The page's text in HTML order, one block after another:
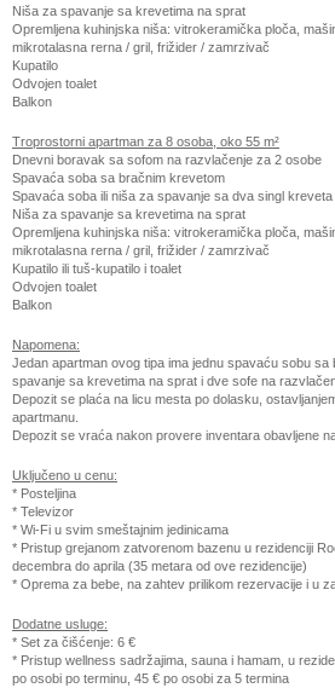
Niša za spavanje sa krevetima na sprat
Opremljena kuhinjska niša: vitrokeramička ploča,
mikrotalasna rerna / gril, frižider / zamrzivač
Kupatilo
Odvojen toalet
Balkon
Troprostorni apartman za 8 osoba, oko 55 m²
Dnevni boravak sa sofom na razvlačenje za 2 osobe
Spavaća soba sa bračnim krevetom
Spavaća soba ili niša za spavanje sa dva singl kreveta
Niša za spavanje sa krevetima na sprat
Opremljena kuhinjska niša: vitrokeramička ploča,
mikrotalasna rerna / gril, frižider / zamrzivač
Kupatilo ili tuš-kupatilo i toalet
Odvojen toalet
Balkon
Napomena:
Jedan apartman ovog tipa ima jednu spavaću sobu
spavanje sa krevetima na sprat i dve sofe na
Depozit se plaća na licu mesta po dolasku,
apartmanu.
Depozit se vraća nakon provere inventara obavljene
Uključeno u cenu:
* Posteljina
* Televizor
* Wi-Fi u svim smeštajnim jedinicama
* Pristup grejanom zatvorenom bazenu u rezidenciji
decembra do aprila (35 metara od ove rezidencije)
* Oprema za bebe, na zahtev prilikom rezervacije i u
Dodatne usluge:
* Set za čišćenje: 6 €
* Pristup wellness sadržajima, sauna i hamam, u
po osobi po terminu, 45 € po osobi za 5 termina